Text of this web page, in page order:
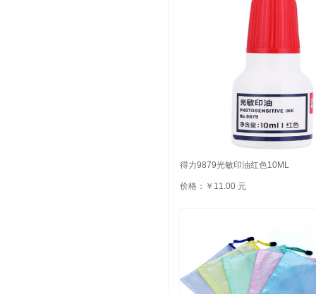
得力9879光敏印油红色10ML
价格：￥11.00 元